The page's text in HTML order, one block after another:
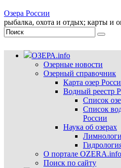
Озера России
рыбалка, охота и отдых; карты и
ОЗЕРА.info
Озерные новости
Озерный справочник
Карта озер
Водный реестр
Список
Список
России
Наука об озерах
О портале OZERA.info
Поиск по сайту